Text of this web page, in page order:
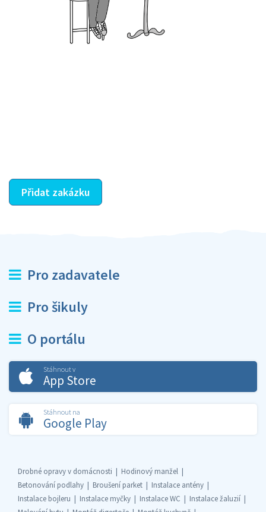
Přidat zakázku
Pro zadavatele
Pro šikuly
O portálu
Stáhnout v
App Store
Stáhnout na
Google Play
Drobné opravy v domácnosti
Hodinový manžel
Betonování podlahy
Broušení parket
Instalace antény
Instalace bojleru
Instalace myčky Instalace WC
Instalace žaluzií